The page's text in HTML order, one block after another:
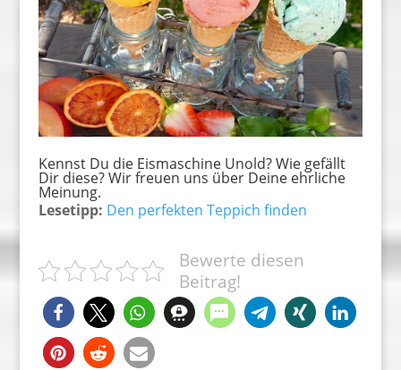
Kennst Du die Eismaschine Unold? Wie gefällt
Dir diese? Wir freuen uns über Deine ehrliche
Meinung.
Lesetipp: Den perfekten Teppich finden
Bewerte diesen
Beitrag!